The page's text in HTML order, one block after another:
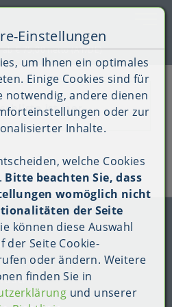
0]
[AK + 1]
Wunschliste, Warenkorb,
springen [AK + 3]
springen [AK + 4]
€ 75,00 netto (AT/DE)
ist leer.
Einstellungen
um Ihnen ein optimales
Einige Cookies sind für
notwendig, andere dienen
oder zur
Inhalte.
welche Cookies
Bitte beachten Sie, dass
womöglich nicht
der Seite
können diese Auswahl
der Seite Cookie-
oder ändern. Weitere
finden Sie in
und unserer